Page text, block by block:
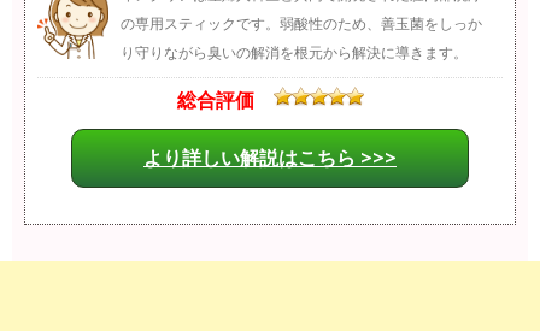
の専用スティックです。弱酸性のため、善玉菌をしっか
り守りながら臭いの解消を根元から解決に導きます。
総合評価
より詳しい解説はこちら >>>